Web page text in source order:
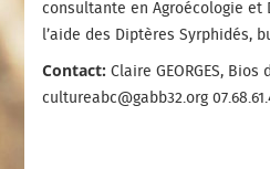
consultante en Agroécologie et
l’aide des Diptères Syrphidés,
Contact: Claire GEORGES, Bios
cultureabc@gabb32.org